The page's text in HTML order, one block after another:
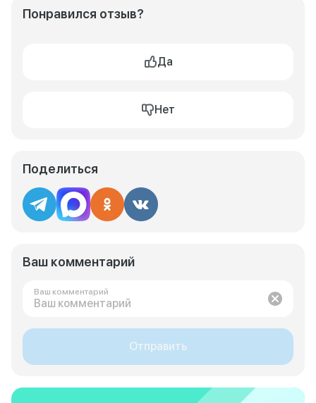
Понравился отзыв?
Да
Нет
Поделиться
Ваш комментарий
Ваш комментарий
Отправить